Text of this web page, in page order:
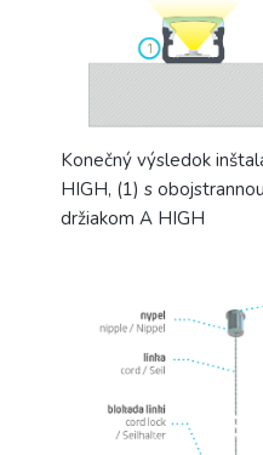
Konečný výsledok
HIGH, (1) s
držiakom A HIGH